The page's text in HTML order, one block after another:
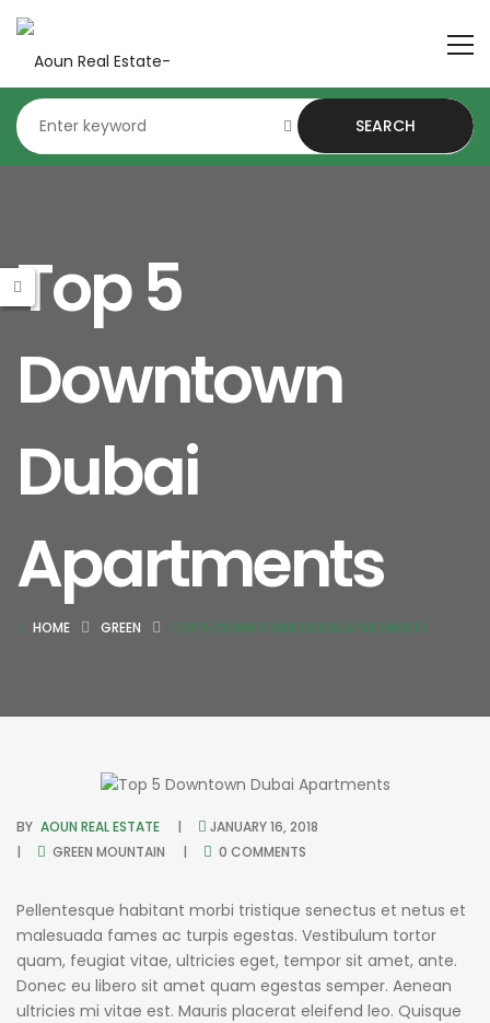
SEARCH
Top 5
Downtown
Dubai
Apartments
HOME GREEN TOP 5 DOWNTOWN DUBAI APARTMENTS
BY AOUN REAL ESTATE
JANUARY 16, 2018
GREEN MOUNTAIN 0 COMMENTS
Pellentesque habitant morbi tristique senectus et netus et
malesuada fames ac turpis egestas. Vestibulum tortor
quam, feugiat vitae, ultricies eget, tempor sit amet, ante.
Donec eu libero sit amet quam egestas semper. Aenean
ultricies mi vitae est. Mauris placerat eleifend leo. Quisque